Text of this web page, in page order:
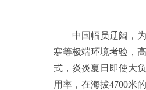
中国幅员辽阔，
寒等极端环境考验，
式，炎炎夏日即使大
用率，在海拔4700米